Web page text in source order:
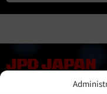
JPD JAPAN
DENMARK